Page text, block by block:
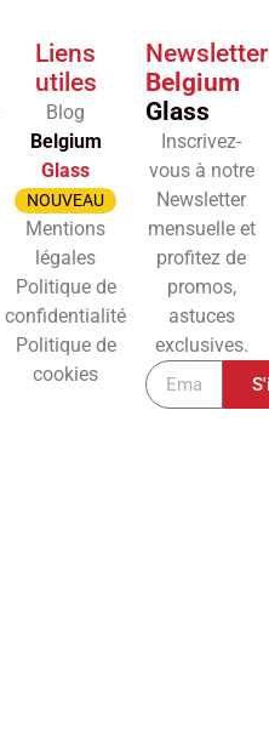
Liens
utiles
Blog
Belgium
Glass
NOUVEAU
Mentions
légales
Politique de
confidentialité
Politique de
cookies
Newsletter
Belgium
Glass
Inscrivez-
vous à notre
Newsletter
mensuelle et
profitez de
promos,
astuces
exclusives.